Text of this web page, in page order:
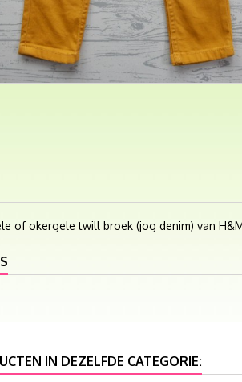
of okergele twill broek (jog denim) van
IN DEZELFDE CATEGORIE: